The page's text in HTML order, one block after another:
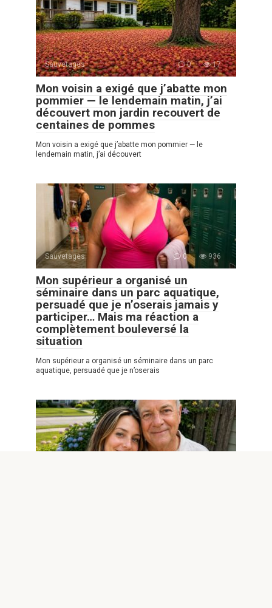
Sauvetages 0 17
Mon voisin a exigé que j’abatte mon
pommier — le lendemain matin, j’ai
découvert mon jardin recouvert de
centaines de pommes
Mon voisin a exigé que j’abatte mon pommier — le
lendemain matin, j’ai découvert
Sauvetages 0 936
Mon supérieur a organisé un
séminaire dans un parc aquatique,
persuadé que je n’oserais jamais y
participer… Mais ma réaction a
complètement bouleversé la
situation
Mon supérieur a organisé un séminaire dans un parc
aquatique, persuadé que je n’oserais